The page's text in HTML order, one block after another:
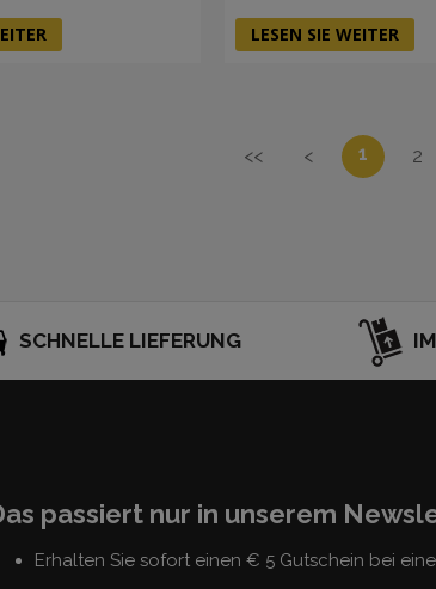
LESEN SIE WEITER
<< < 1 2
SCHNELLE LIEFERUNG
passiert nur in unserem
Erhalten Sie sofort einen € 5 Gutschein bei